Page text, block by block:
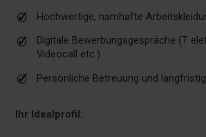
Hochwertige, namhafte
Digitale Bewerbungsgespräche (T
Videocall etc.)
Persönliche Betreuung und
Ihr Idealprofil: